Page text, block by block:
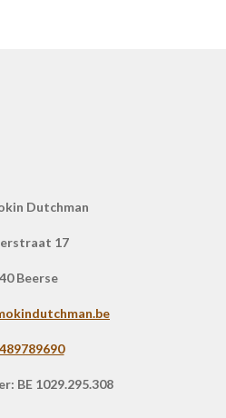
Dutchman
17
Beerse
BE 1029.295.308